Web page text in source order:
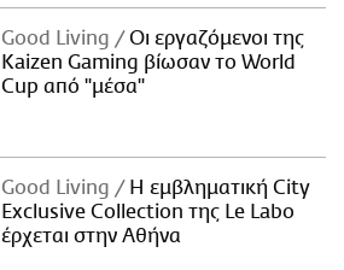
Good Living
Οι εργαζόμενοι της
Kaizen Gaming βίωσαν το World
Cup από "μέσα"
Good Living
Η εμβληματική City
Exclusive Collection της Le Labo
έρχεται στην Αθήνα